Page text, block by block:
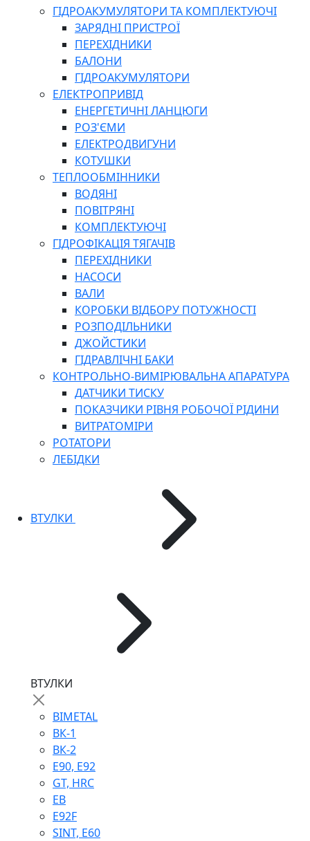
ГІДРОАКУМУЛЯТОРИ ТА КОМПЛЕКТУЮЧІ
ЗАРЯДНІ ПРИСТРОЇ
ПЕРЕХІДНИКИ
БАЛОНИ
ГІДРОАКУМУЛЯТОРИ
ЕЛЕКТРОПРИВІД
ЕНЕРГЕТИЧНІ ЛАНЦЮГИ
РОЗ'ЄМИ
ЕЛЕКТРОДВИГУНИ
КОТУШКИ
ТЕПЛООБМІННИКИ
ВОДЯНІ
ПОВІТРЯНІ
КОМПЛЕКТУЮЧІ
ГІДРОФІКАЦІЯ ТЯГАЧІВ
ПЕРЕХІДНИКИ
НАСОСИ
ВАЛИ
КОРОБКИ ВІДБОРУ ПОТУЖНОСТІ
РОЗПОДІЛЬНИКИ
ДЖОЙСТИКИ
ГІДРАВЛІЧНІ БАКИ
КОНТРОЛЬНО-ВИМІРЮВАЛЬНА АПАРАТУРА
ДАТЧИКИ ТИСКУ
ПОКАЗЧИКИ РІВНЯ РОБОЧОЇ РІДИНИ
ВИТРАТОМІРИ
РОТАТОРИ
ЛЕБІДКИ
ВТУЛКИ
ВТУЛКИ
BIMETAL
ВК-1
ВК-2
Е90, E92
GT, HRC
EB
Е92F
SINT, E60